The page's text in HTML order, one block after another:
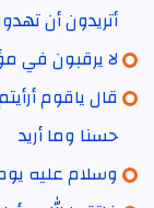
أتريدون أن
لا يرقبون في
قال ياقوم
حسنا وما أريد
وسلام عليه